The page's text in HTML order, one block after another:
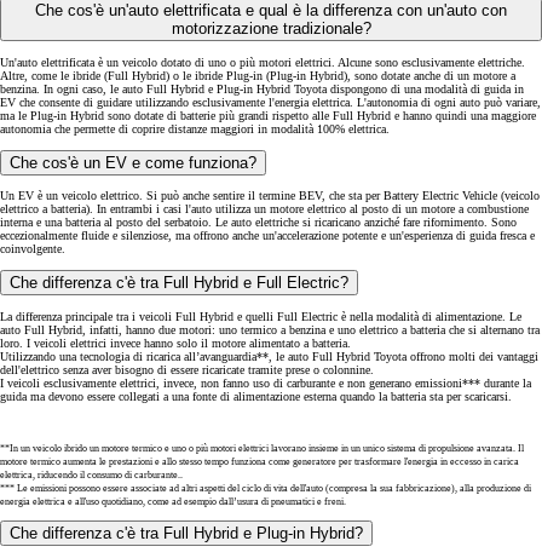
Che cos'è un'auto elettrificata e qual è la differenza con un'auto con
motorizzazione tradizionale?
Un'auto elettrificata è un veicolo dotato di uno o più motori elettrici. Alcune sono esclusivamente elettriche.
Altre, come le ibride (Full Hybrid) o le ibride Plug-in (Plug-in Hybrid), sono dotate anche di un motore a
benzina. In ogni caso, le auto Full Hybrid e Plug-in Hybrid Toyota dispongono di una modalità di guida in
EV che consente di guidare utilizzando esclusivamente l'energia elettrica. L'autonomia di ogni auto può variare,
ma le Plug-in Hybrid sono dotate di batterie più grandi rispetto alle Full Hybrid e hanno quindi una maggiore
autonomia che permette di coprire distanze maggiori in modalità 100% elettrica.
Che cos'è un EV e come funziona?
Un EV è un veicolo elettrico. Si può anche sentire il termine BEV, che sta per Battery Electric Vehicle (veicolo
elettrico a batteria). In entrambi i casi l'auto utilizza un motore elettrico al posto di un motore a combustione
interna e una batteria al posto del serbatoio. Le auto elettriche si ricaricano anziché fare rifornimento. Sono
eccezionalmente fluide e silenziose, ma offrono anche un'accelerazione potente e un'esperienza di guida fresca e
coinvolgente.
Che differenza c'è tra Full Hybrid e Full Electric?
La differenza principale tra i veicoli Full Hybrid e quelli Full Electric è nella modalità di alimentazione. Le
auto Full Hybrid, infatti, hanno due motori: uno termico a benzina e uno elettrico a batteria che si alternano tra
loro. I veicoli elettrici invece hanno solo il motore alimentato a batteria.
Utilizzando una tecnologia di ricarica all’avanguardia**, le auto Full Hybrid Toyota offrono molti dei vantaggi
dell'elettrico senza aver bisogno di essere ricaricate tramite prese o colonnine.
I veicoli esclusivamente elettrici, invece, non fanno uso di carburante e non generano emissioni*** durante la
guida ma devono essere collegati a una fonte di alimentazione esterna quando la batteria sta per scaricarsi.
**In un veicolo ibrido un motore termico e uno o più motori elettrici lavorano insieme in un unico sistema di propulsione avanzata. Il
motore termico aumenta le prestazioni e allo stesso tempo funziona come generatore per trasformare l'energia in eccesso in carica
elettrica, riducendo il consumo di carburante..
*** Le emissioni possono essere associate ad altri aspetti del ciclo di vita dell'auto (compresa la sua fabbricazione), alla produzione di
energia elettrica e all'uso quotidiano, come ad esempio dall’usura di pneumatici e freni.
Che differenza c'è tra Full Hybrid e Plug-in Hybrid?